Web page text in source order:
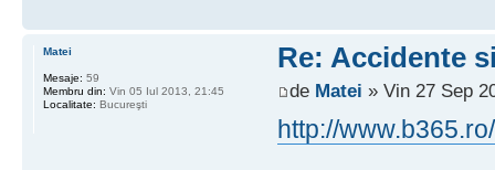
Re: Accidente
de Matei » Vin 27 Sep
http://
Matei
Mesaje: 59
Membru din: Vin 05 Iul 2013, 21:45
Localitate: Bucureşti